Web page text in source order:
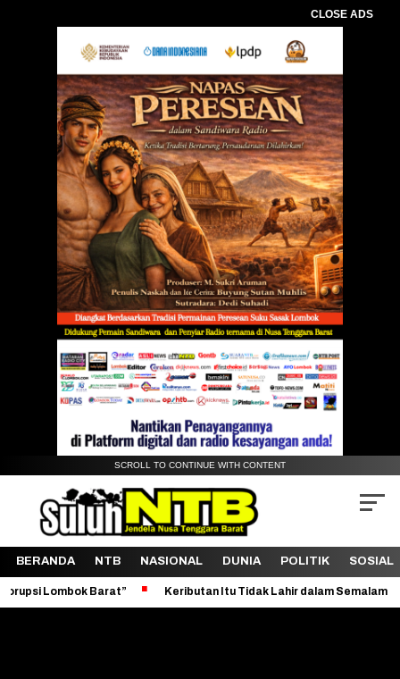
CLOSE ADS
SCROLL TO CONTINUE WITH CONTENT
BERANDA NTB NASIONAL DUNIA POLITIK SOSIAL
Barat” Keributan Itu Tidak Lahir dalam Semalam